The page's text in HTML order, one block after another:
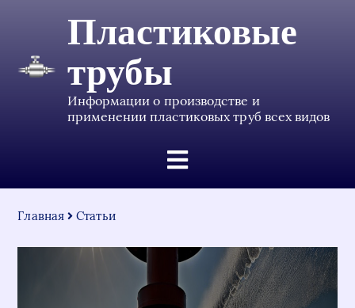
Пластиковые
трубы
Информации о производстве и
применении пластиковых труб всех видов
Главная Статьи